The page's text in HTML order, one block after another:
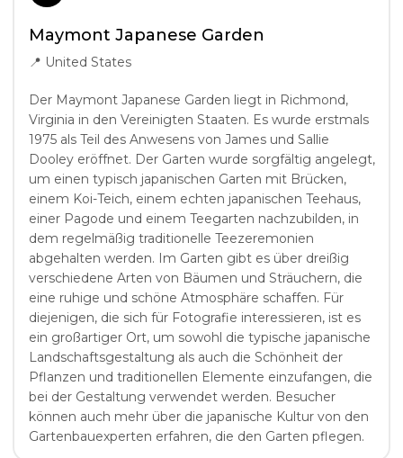
Maymont Japanese Garden
📍 United States
Der Maymont Japanese Garden liegt in Richmond,
Virginia in den Vereinigten Staaten. Es wurde erstmals
1975 als Teil des Anwesens von James und Sallie
Dooley eröffnet. Der Garten wurde sorgfältig angelegt,
um einen typisch japanischen Garten mit Brücken,
einem Koi-Teich, einem echten japanischen Teehaus,
einer Pagode und einem Teegarten nachzubilden, in
dem regelmäßig traditionelle Teezeremonien
abgehalten werden. Im Garten gibt es über dreißig
verschiedene Arten von Bäumen und Sträuchern, die
eine ruhige und schöne Atmosphäre schaffen. Für
diejenigen, die sich für Fotografie interessieren, ist es
ein großartiger Ort, um sowohl die typische japanische
Landschaftsgestaltung als auch die Schönheit der
Pflanzen und traditionellen Elemente einzufangen, die
bei der Gestaltung verwendet werden. Besucher
können auch mehr über die japanische Kultur von den
Gartenbauexperten erfahren, die den Garten pflegen.